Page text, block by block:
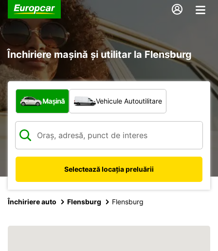
Închiriere mașină și utilitar la Flensburg
Ce tip de vehicul?
Mașină Vehicule Autoutilitare
Selectează locația preluării
Închiriere auto Flensburg Flensburg